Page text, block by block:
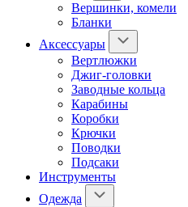
Вершинки, комели
Бланки
Аксессуары
Вертлюжки
Джиг-головки
Заводные кольца
Карабины
Коробки
Крючки
Поводки
Подсаки
Инструменты
Одежда